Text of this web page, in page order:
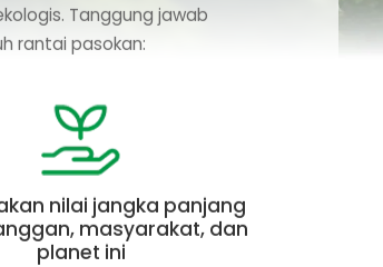
Tanggung jawab
rantai pasokan:
nilai jangka panjang
masyarakat, dan
planet ini